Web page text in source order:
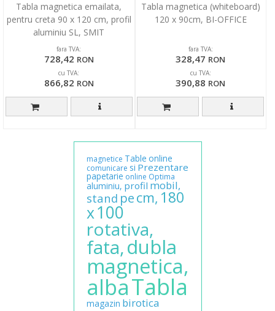
Tabla magnetica emailata,
pentru creta 90 x 120 cm, profil
aluminiu SL, SMIT
fara TVA:
728,42 RON
cu TVA:
866,82 RON
Tabla magnetica (whiteboard)
120 x 90cm, BI-OFFICE
fara TVA:
328,47 RON
cu TVA:
390,88 RON
magnetice Table online
comunicare si Prezentare
papetarie online Optima
aluminiu, profil mobil,
stand pecm, 180
x100
rotativa,
fata,dubla
magnetica,
albaTabla
magazin birotica